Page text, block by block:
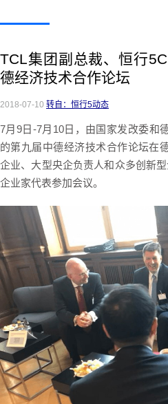
TCL集团副总裁、恒行
德经济技术合作论坛
2018-07-10 转自：恒行5动态
7月9日-7月10日，由国家发改委和
的第九届中德经济技术合作论坛在
企业、大型央企负责人和众多创新
企业家代表参加会议。